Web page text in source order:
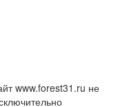
www.forest31.ru не